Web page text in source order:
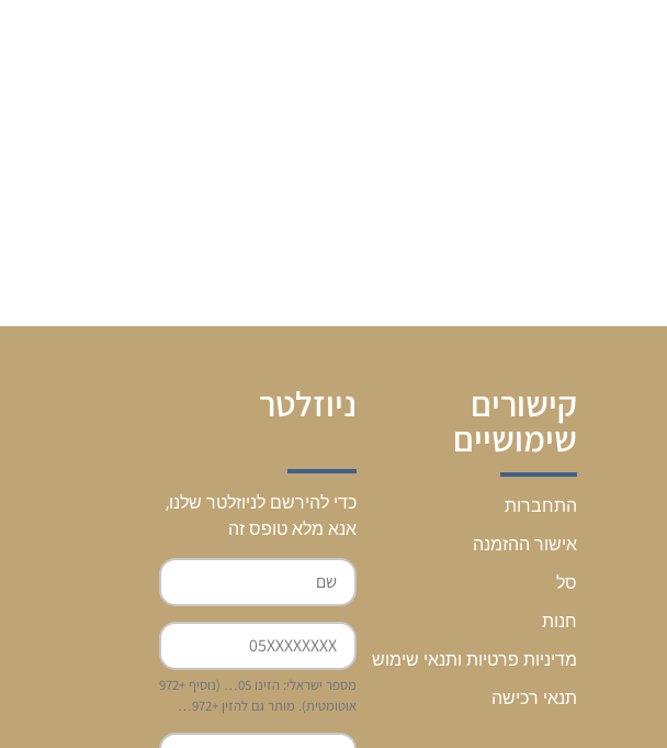
קישורים
שימושיים
התחברות
אישור ההזמנה
סל
חנות
מדיניות פרטיות ותנאי שימוש
תנאי רכישה
ניוזלטר
כדי להירשם לניוזלטר שלנו,
אנא מלא טופס זה
מספר ישראלי: הזינו 05… (נוסיף +972
אוטומטית). מותר גם להזין +972…